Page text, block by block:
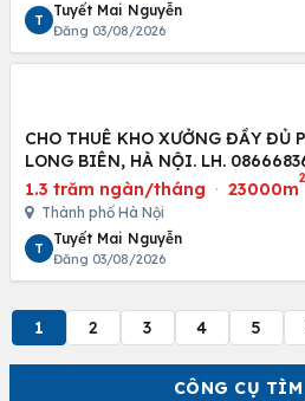
CÔNG CỤ
T
Tuyết Mai Nguyễn
Đăng 03/08/2026
CHO THUÊ KHO XƯỞNG ĐẦY ĐỦ
LONG BIÊN, HÀ NỘI. LH.
1.3 trăm ngàn/tháng · 23000m
2
Thành phố Hà Nội
T
Tuyết Mai Nguyễn
Đăng 03/08/2026
1 2 3 4 5